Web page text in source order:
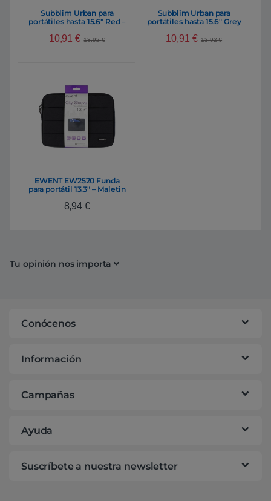
Subblim Urban para
portátiles hasta 15.6″ Red –
10,91€ 13,92€
Subblim Urban para
portátiles hasta 15.6″ Grey
10,91 € 13,92€
EWENT EW2520 Funda
para portátil 13.3″ – Maletin
8,94 €
Tu opinión nos importa
Conócenos
Información
Campañas
Ayuda
Suscríbete a nuestra newsletter